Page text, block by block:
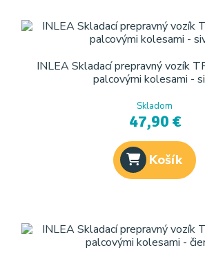
INLEA Skladací prepravný vozík
palcovými kolesami -
Skladom
47,90 €
Košík